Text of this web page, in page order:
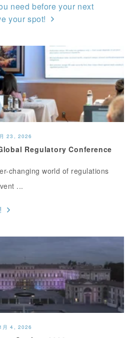
need before your next
your spot!
23, 2026
Regulatory Conference
changing world of regulations
...
月 4, 2026